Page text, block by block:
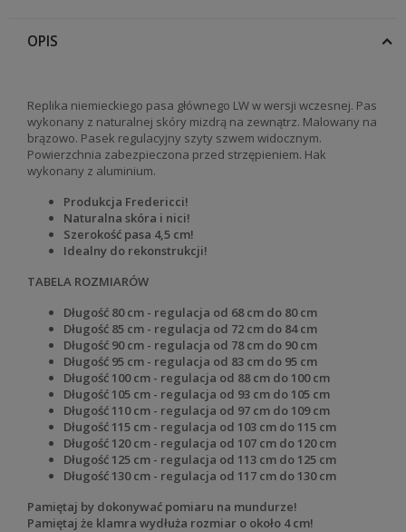
OPIS
Replika niemieckiego pasa głównego LW w wersji wczesnej. Pas
wykonany z naturalnej skóry mizdrą na zewnątrz. Malowany na
brązowo. Pasek regulacyjny szyty szwem widocznym.
Powierzchnia zabezpieczona przed strzępieniem. Hak
wykonany z aluminium.
Produkcja Fredericci!
Naturalna skóra i nici!
Szerokość pasa 4,5 cm!
Idealny do rekonstrukcji!
TABELA ROZMIARÓW
Długość 80 cm - regulacja od 68 cm do 80 cm
Długość 85 cm - regulacja od 72 cm do 84 cm
Długość 90 cm - regulacja od 78 cm do 90 cm
Długość 95 cm - regulacja od 83 cm do 95 cm
Długość 100 cm - regulacja od 88 cm do 100 cm
Długość 105 cm - regulacja od 93 cm do 105 cm
Długość 110 cm - regulacja od 97 cm do 109 cm
Długość 115 cm - regulacja od 103 cm do 115 cm
Długość 120 cm - regulacja od 107 cm do 120 cm
Długość 125 cm - regulacja od 113 cm do 125 cm
Długość 130 cm - regulacja od 117 cm do 130 cm
Pamiętaj by dokonywać pomiaru na mundurze!
Pamiętaj że klamra wydłuża rozmiar o około 4 cm!